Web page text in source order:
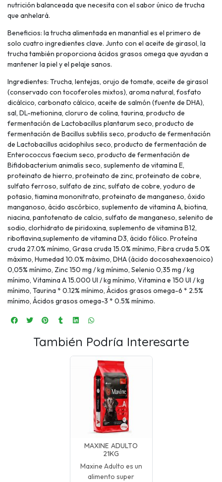
nutrición balanceada que necesita con el sabor único de trucha
que anhelará.
Beneficios: la trucha alimentada en manantial es el primero de
solo cuatro ingredientes clave. Junto con el aceite de girasol, la
trucha también proporciona ácidos grasos omega que ayudan a
mantener la piel y el pelaje sanos.
Ingredientes: Trucha, lentejas, orujo de tomate, aceite de girasol
(conservado con tocoferoles mixtos), aroma natural, fosfato
dicálcico, carbonato cálcico, aceite de salmón (fuente de DHA),
sal, DL-metionina, cloruro de colina, taurina, producto de
fermentación de Lactobacillus plantarum seco, producto de
fermentación de Bacillus subtilis seco, producto de fermentación
de Lactobacillus acidophilus seco, producto de fermentación de
Enterococcus faecium seco, producto de fermentación de
Bifidobacterium animalis seco, suplemento de vitamina E,
proteinato de hierro, proteinato de zinc, proteinato de cobre,
sulfato ferroso, sulfato de zinc, sulfato de cobre, yoduro de
potasio, tiamina mononitrato, proteinato de manganeso, óxido
manganoso, ácido ascórbico, suplemento de vitamina A, biotina,
niacina, pantotenato de calcio, sulfato de manganeso, selenito de
sodio, clorhidrato de piridoxina, suplemento de vitamina B12,
riboflavina,suplemento de vitamina D3, ácido fólico. Proteína
cruda 27.0% mínimo, Grasa cruda 15.0% mínimo, Fibra cruda 5.0%
máximo, Humedad 10.0% máximo, DHA (ácido docosahexaenoico)
0,05% mínimo, Zinc 150 mg / kg mínimo, Selenio 0,35 mg / kg
mínimo, Vitamina A 15.000 UI / kg mínimo, Vitamina e 150 UI / kg
mínimo, Taurina * 0.12% mínimo, Ácidos grasos omega-6 * 2.5%
mínimo, Ácidos grasos omega-3 * 0.5% mínimo.
También Podría Interesarte
MAXINE ADULTO
21KG
Maxine Adulto es un
alimento super